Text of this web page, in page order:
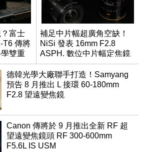
富士
T6 傳將
雙重
補足中片幅超廣角空缺！
NiSi 發表 16mm F2.8
ASPH. 數位中片幅定焦鏡
德韓光學大廠聯手打造！Samyang
預告 8 月推出 L 接環 60-180mm
F2.8 望遠變焦鏡
Canon 傳將於 9 月推出全新 RF 超
望遠變焦鏡頭 RF 300-600mm
F5.6L IS USM